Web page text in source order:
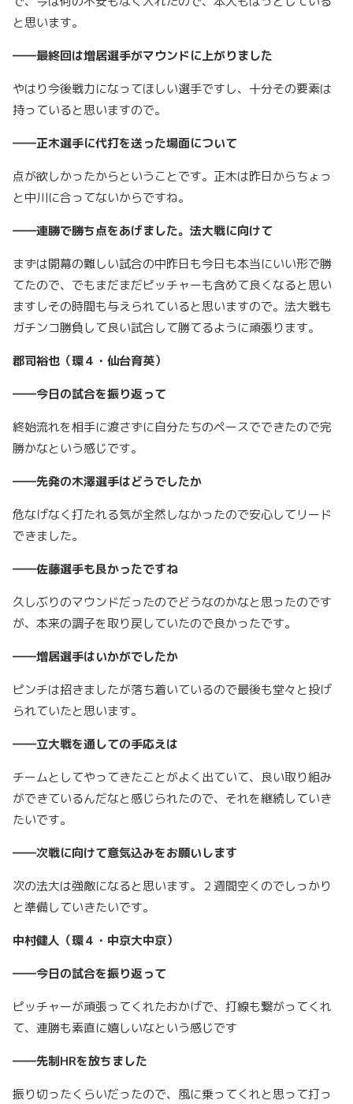
と思います。
――最終回は増居選手がマウンドに上がりました
やはり今後戦力になってほしい選手ですし、十分その要素は
持っていると思いますので。
――正木選手に代打を送った場面について
点が欲しかったからということです。正木は昨日からちょっ
と中川に合ってないからですね。
――連勝で勝ち点をあげました。法大戦に向けて
まずは開幕の難しい試合の中昨日も今日も本当にいい形で勝
てたので、でもまだまだピッチャーも含めて良くなると思い
ますしその時間も与えられていると思いますので。法大戦も
ガチンコ勝負して良い試合して勝てるように頑張ります。
郡司裕也（環４・仙台育英）
――今日の試合を振り返って
終始流れを相手に渡さずに自分たちのペースでできたので完
勝かなという感じです。
――先発の木澤選手はどうでしたか
危なげなく打たれる気が全然しなかったので安心してリード
できました。
――佐藤選手も良かったですね
久しぶりのマウンドだったのでどうなのかなと思ったのです
が、本来の調子を取り戻していたので良かったです。
――増居選手はいかがでしたか
ピンチは招きましたが落ち着いているので最後も堂々と投げ
られていたと思います。
――立大戦を通しての手応えは
チームとしてやってきたことがよく出ていて、良い取り組み
ができているんだなと感じられたので、それを継続していき
たいです。
――次戦に向けて意気込みをお願いします
次の法大は強敵になると思います。２週間空くのでしっかり
と準備していきたいです。
中村健人（環４・中京大中京）
――今日の試合を振り返って
ピッチャーが頑張ってくれたおかげで、打線も繋がってくれ
て、連勝も素直に嬉しいなという感じです
――先制HRを放ちました
振り切ったくらいだったので、風に乗ってくれと思って打っ